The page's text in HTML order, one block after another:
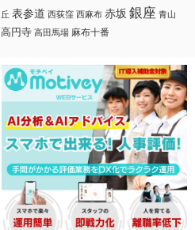
丘 表参道 西荻窪 西麻布 赤坂 銀座 青山
高円寺 高田馬場 麻布十番